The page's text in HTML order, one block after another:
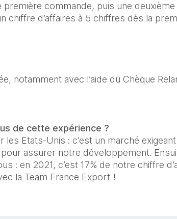
commande, puis une
chiffre d’affaires à 5 chiffres dès la
notamment avec l’aide du Chèque
de cette expérience ?
Etats-Unis : c’est un marché
assurer notre développement.
: en 2021, c’est 17% de notre chiffre
la Team France Export !